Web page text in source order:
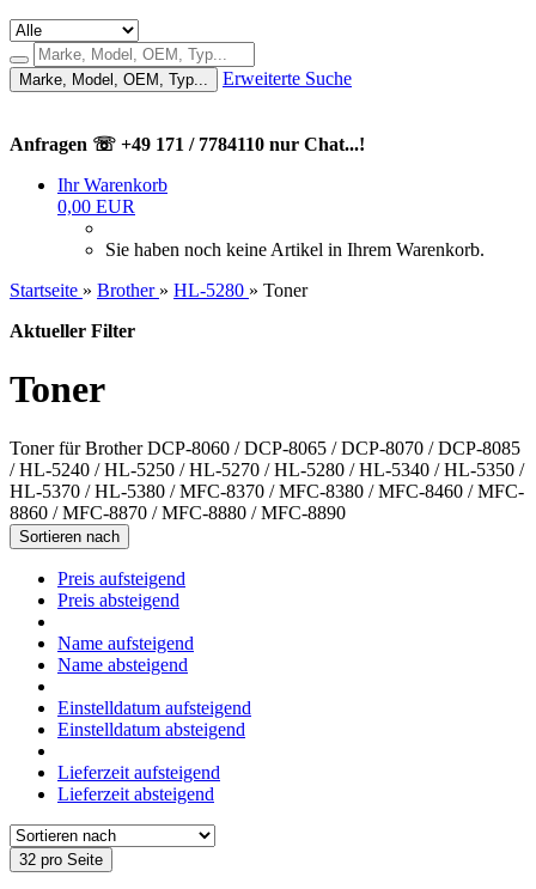
Marke, Model, OEM, Typ... Erweiterte Suche
Anfragen ☏ +49 171 / 7784110 nur Chat...!
Ihr Warenkorb
0,00 EUR
Sie haben noch keine Artikel in Ihrem Warenkorb.
Startseite » Brother » HL-5280 » Toner
Aktueller Filter
Toner
Toner für Brother DCP-8060 / DCP-8065 / DCP-8070 / DCP-8085
/ HL-5240 / HL-5250 / HL-5270 / HL-5280 / HL-5340 / HL-5350 /
HL-5370 / HL-5380 / MFC-8370 / MFC-8380 / MFC-8460 / MFC-
8860 / MFC-8870 / MFC-8880 / MFC-8890
Sortieren nach
Preis aufsteigend
Preis absteigend
Name aufsteigend
Name absteigend
Einstelldatum aufsteigend
Einstelldatum absteigend
Lieferzeit aufsteigend
Lieferzeit absteigend
32 pro Seite